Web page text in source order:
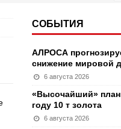
СОБЫТИЯ
АЛРОСА
снижение мировой
6 августа 2026
«Высочайший»
году 10 т золота
6 августа 2026